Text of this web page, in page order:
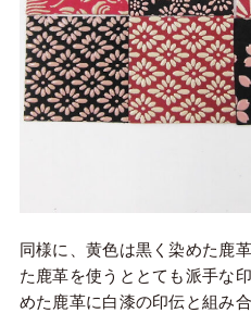
同様に、黄色は黒く染めた鹿
た鹿革を使うととても派手な
めた鹿革に白漆の印伝と組み